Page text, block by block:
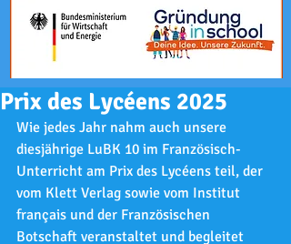
Prix des Lycéens 2025
Wie jedes Jahr nahm auch unsere
diesjährige LuBK 10 im Französisch-
Unterricht am Prix des Lycéens teil, der
vom Klett Verlag sowie vom Institut
français und der Französischen
Botschaft veranstaltet und begleitet